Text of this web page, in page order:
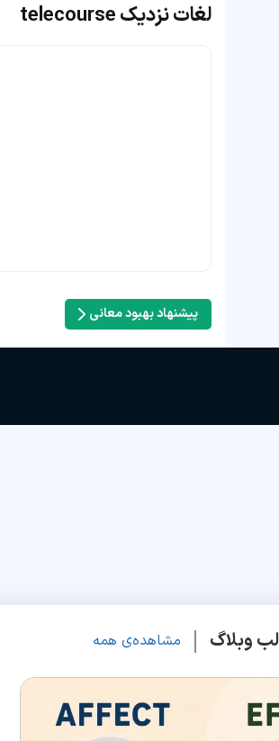
لغات نزدیک telecourse
پیشنهاد بهبود معانی
وبلاگ مشاهده‌ی همه